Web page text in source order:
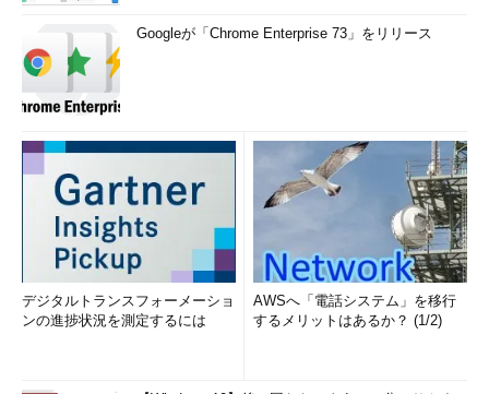
Googleが「Chrome Enterprise 73」をリリース
デジタルトランスフォーメーショ
ンの進捗状況を測定するには
AWSへ「電話システム」を移行
するメリットはあるか？ (1/2)